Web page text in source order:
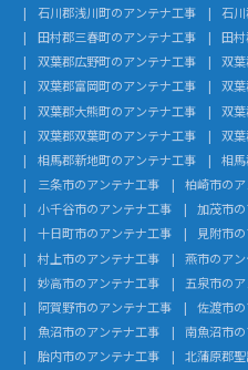
石川郡浅川町のアンテナ工事
石
田村郡三春町のアンテナ工事
田
双葉郡広野町のアンテナ工事
双
双葉郡富岡町のアンテナ工事
双
双葉郡大熊町のアンテナ工事
双
双葉郡双葉町のアンテナ工事
双
相馬郡新地町のアンテナ工事
相
三条市のアンテナ工事
柏崎市の
小千谷市のアンテナ工事
加茂市
十日町市のアンテナ工事
見附市
村上市のアンテナ工事
燕市のア
妙高市のアンテナ工事
五泉市の
阿賀野市のアンテナ工事
佐渡市
魚沼市のアンテナ工事
南魚沼市
胎内市のアンテナ工事
北蒲原郡